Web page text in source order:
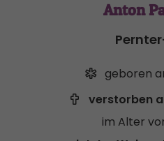
Anton
geboren
verstorben
im Alter